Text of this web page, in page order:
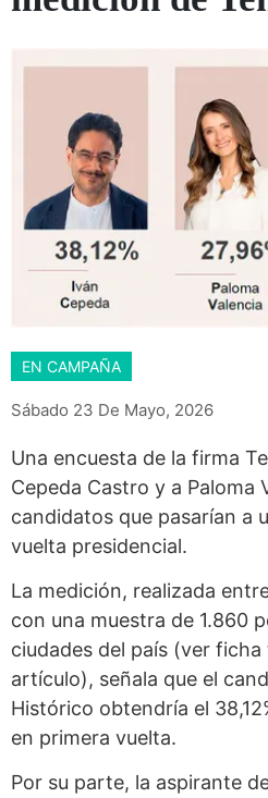
EN CAMPAÑA
Sábado 23 De Mayo, 2026
Una encuesta de la firma
Cepeda Castro y a Paloma
candidatos que pasarían a
vuelta presidencial.
La medición, realizada
con una muestra de 1.860
ciudades del país (ver
artículo), señala que el
Histórico obtendría el
en primera vuelta.
Por su parte, la aspirante